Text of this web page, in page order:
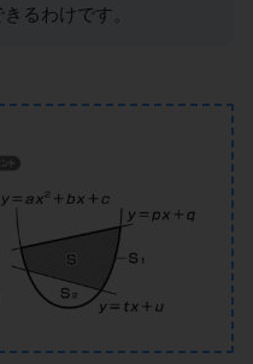
るわけです。